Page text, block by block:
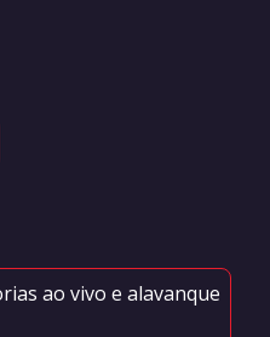
ao vivo e alavanque